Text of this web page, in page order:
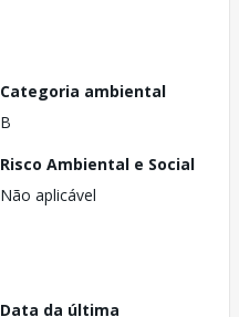
Categoria ambiental
B
Risco Ambiental e Social
Não aplicável
Data da última